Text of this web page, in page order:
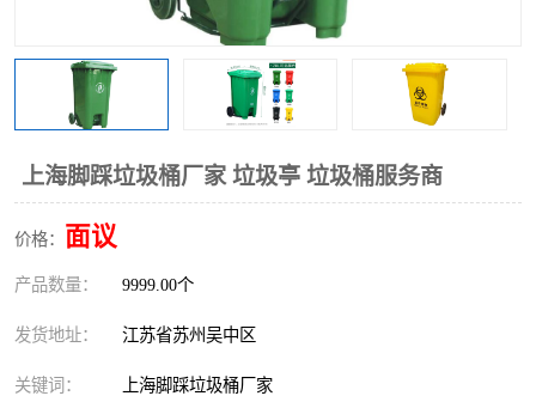
上海脚踩垃圾桶厂家 垃圾亭 垃圾桶服务商
价格： 面议
产品数量： 9999.00个
发货地址： 江苏省苏州吴中区
关键词： 上海脚踩垃圾桶厂家